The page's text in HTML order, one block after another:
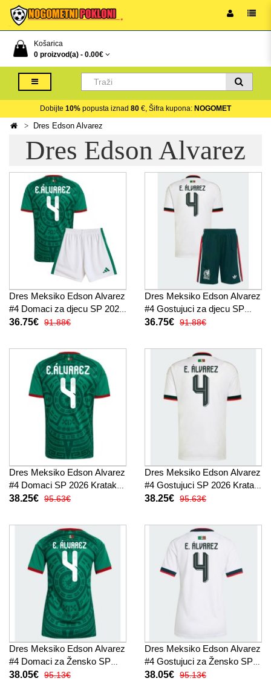
Košarica
0 proizvod(a) - 0.00€
Dobijte 10% popusta iznad 80 €, Šifra kupona: NOGOMET
Dres Edson Alvarez
Dres Edson Alvarez
Dres Meksiko Edson Alvarez
#4 Domaci za djecu SP 2026
Kratak Rukav (+ kratke
36.75€ 91.88€
Dres Meksiko Edson Alvarez
#4 Gostujuci za djecu SP
2026 Kratak Rukav (+ kratke
36.75€ 91.88€
Dres Meksiko Edson Alvarez
#4 Domaci SP 2026 Kratak
Rukav
38.25€ 95.63€
Dres Meksiko Edson Alvarez
#4 Gostujuci SP 2026 Kratak
Rukav
38.25€ 95.63€
Dres Meksiko Edson Alvarez
#4 Domaci za Žensko SP
2026 Kratak Rukav
38.05€ 95.13€
Dres Meksiko Edson Alvarez
#4 Gostujuci za Žensko SP
2026 Kratak Rukav
38.05€ 95.13€